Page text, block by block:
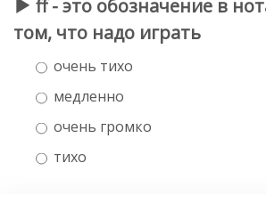
ff - это обозначение в
том, что надо играть
очень тихо
медленно
очень громко
тихо